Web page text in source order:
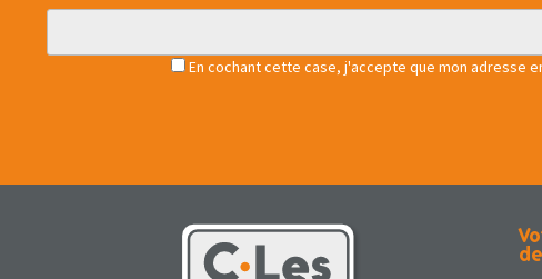
En cochant cette case, j'accepte que mon adresse